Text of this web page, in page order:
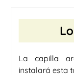
La capilla
instalará esta